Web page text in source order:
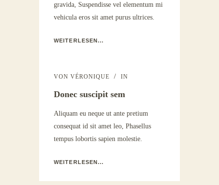
gravida, Suspendisse vel elementum mi
vehicula eros sit amet purus ultrices.
WEITERLESEN...
VON VÉRONIQUE IN
Donec suscipit sem
Aliquam eu neque ut ante pretium
consequat id sit amet leo, Phasellus
tempus lobortis sapien molestie.
WEITERLESEN...